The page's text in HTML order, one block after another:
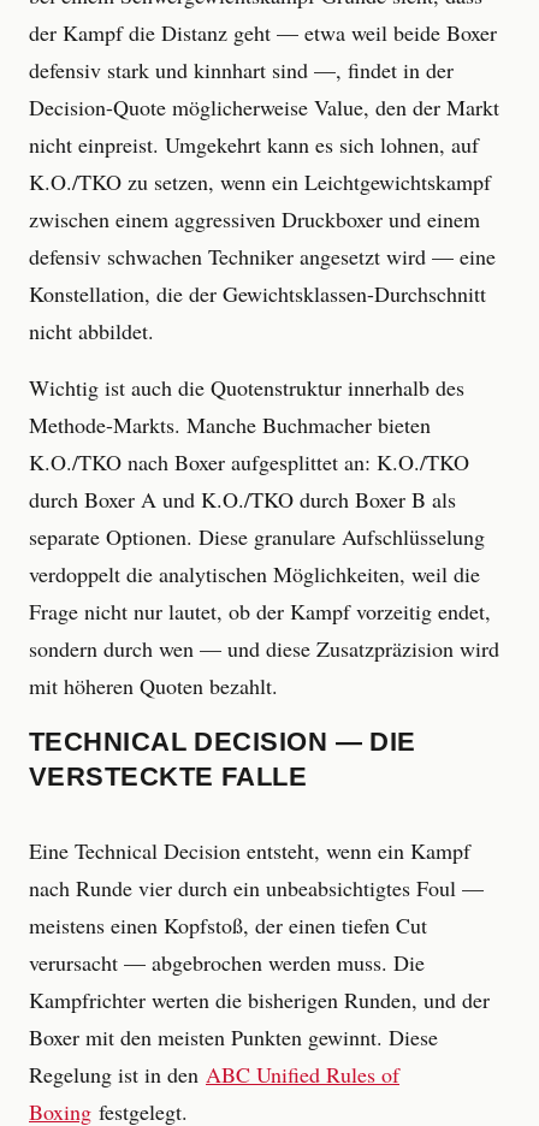
der Kampf die Distanz geht — etwa weil beide Boxer
defensiv stark und kinnhart sind —, findet in der
Decision-Quote möglicherweise Value, den der Markt
nicht einpreist. Umgekehrt kann es sich lohnen, auf
K.O./TKO zu setzen, wenn ein Leichtgewichtskampf
zwischen einem aggressiven Druckboxer und einem
defensiv schwachen Techniker angesetzt wird — eine
Konstellation, die der Gewichtsklassen-Durchschnitt
nicht abbildet.
Wichtig ist auch die Quotenstruktur innerhalb des
Methode-Markts. Manche Buchmacher bieten
K.O./TKO nach Boxer aufgesplittet an: K.O./TKO
durch Boxer A und K.O./TKO durch Boxer B als
separate Optionen. Diese granulare Aufschlüsselung
verdoppelt die analytischen Möglichkeiten, weil die
Frage nicht nur lautet, ob der Kampf vorzeitig endet,
sondern durch wen — und diese Zusatzpräzision wird
mit höheren Quoten bezahlt.
TECHNICAL DECISION — DIE
VERSTECKTE FALLE
Eine Technical Decision entsteht, wenn ein Kampf
nach Runde vier durch ein unbeabsichtigtes Foul —
meistens einen Kopfstoß, der einen tiefen Cut
verursacht — abgebrochen werden muss. Die
Kampfrichter werten die bisherigen Runden, und der
Boxer mit den meisten Punkten gewinnt. Diese
Regelung ist in den ABC Unified Rules of
Boxing festgelegt.